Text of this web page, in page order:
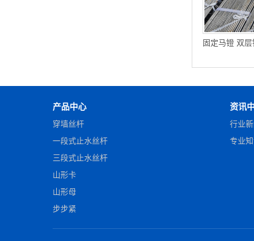
产品中心
穿墙丝杆
一段式止水丝杆
三段式止水丝杆
山形卡
山形母
步步紧
资讯
行业新
专业